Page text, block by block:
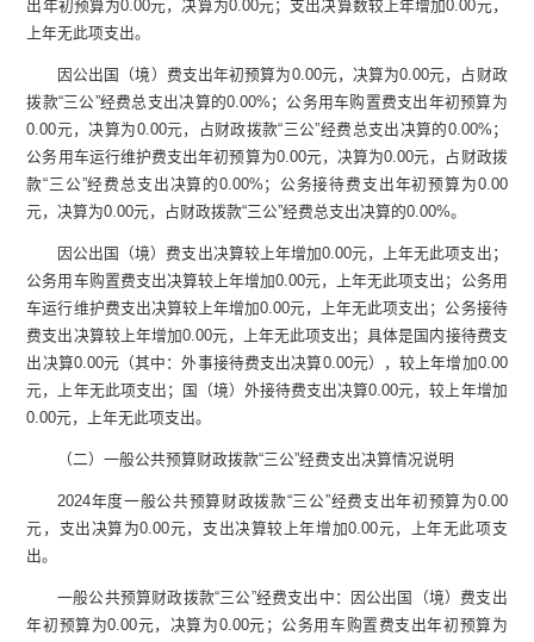
出年初预算为0.00元，决算为0.00元；支出决算数较上年增加0.00元，
上年无此项支出。
因公出国（境）费支出年初预算为0.00元，决算为0.00元，占财政
拨款“三公”经费总支出决算的0.00% ；公务用车购置费支出年初预算为
0.00元，决算为0.00元，占财政拨款“三公”经费 总支出决算的0.00% ；
公务用车运行维护费支出年初预算为0.00元，决算为0.00元，占财政拨
款“三公”经费 总支出决算的0.00% ； 公务接待费支出年初预算为0.00
元，决算为0.00元，占财政拨款“三公”经费总支出决算的0.00%。
因公出国（境）费支出决算较上年增加0.00元，上年无此项支出；
公务用车购置费支出决算较上年增加0.00元，上年无此项支出； 公务用
车运行维护费支出决算较上年增加0.00元，上年无此项支出； 公务接待
费支出决算较上年增加0.00元，上年无此项支出；具体是国内接待费支
出决算0.00元（其中：外事接待费支出决算0.00元），较上年增加0.00
元，上年无此项支出；国（境）外接待费支出决算0.00元，较上年增加
0.00元，上年无此项支出。
（二）一般公共预算财政拨款“三公”经费支出决算情况说明
2024年度一般公共预算财政拨款“三公”经费支出年初预算为0.00
元，支出决算为0.00元，支出决算较上年增加0.00元，上年无此项支
出。
一般公共预算财政拨款“三公”经费支出中：因公出国（境）费支出
年初预算为0.00元，决算为0.00元；公务用车购置费支出年初预算为